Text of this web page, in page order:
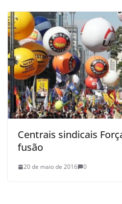
Centrais sindicais
fusão
20 de maio de 2016 0